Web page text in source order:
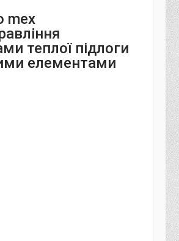
mex
теплої підлоги
елементами